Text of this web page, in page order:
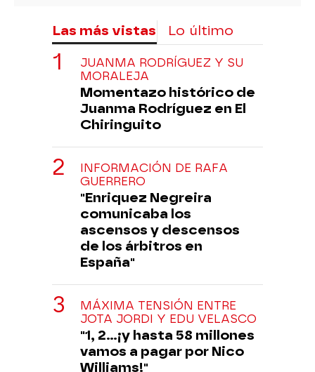
Las más vistas Lo último
JUANMA RODRÍGUEZ Y SU
MORALEJA
Momentazo histórico de
Juanma Rodríguez en El
Chiringuito
INFORMACIÓN DE RAFA
GUERRERO
"Enriquez Negreira
comunicaba los
ascensos y descensos
de los árbitros en
España"
MÁXIMA TENSIÓN ENTRE
JOTA JORDI Y EDU VELASCO
"1, 2...¡y hasta 58 millones
vamos a pagar por Nico
Williams!"